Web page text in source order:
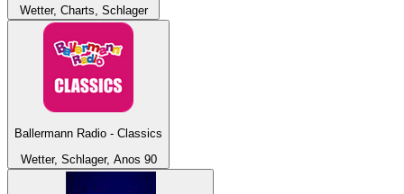
Wetter, Charts, Schlager
Ballermann Radio - Classics
Wetter, Schlager, Anos 90